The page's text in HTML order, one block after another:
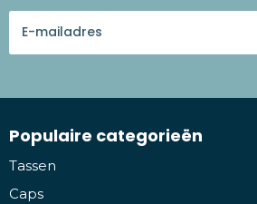
Populaire categorieën
Tassen
Caps